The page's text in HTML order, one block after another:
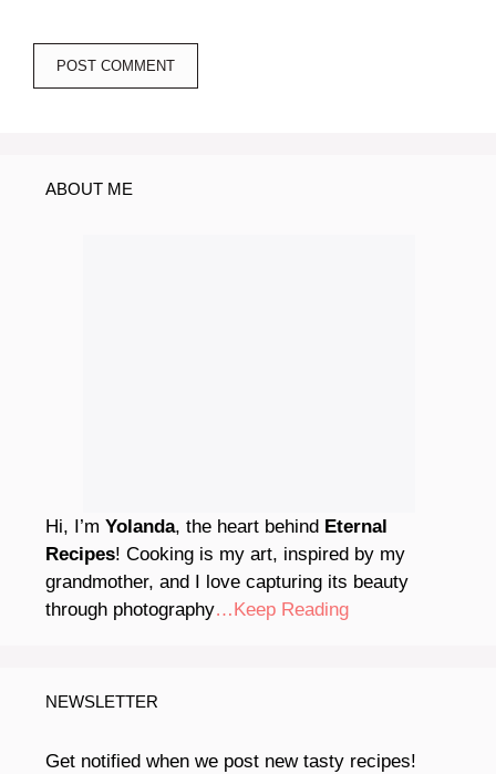
ABOUT ME
Hi, I’m Yolanda, the heart behind Eternal
Recipes! Cooking is my art, inspired by my
grandmother, and I love capturing its beauty
through photography…Keep Reading
NEWSLETTER
Get notified when we post new tasty recipes!